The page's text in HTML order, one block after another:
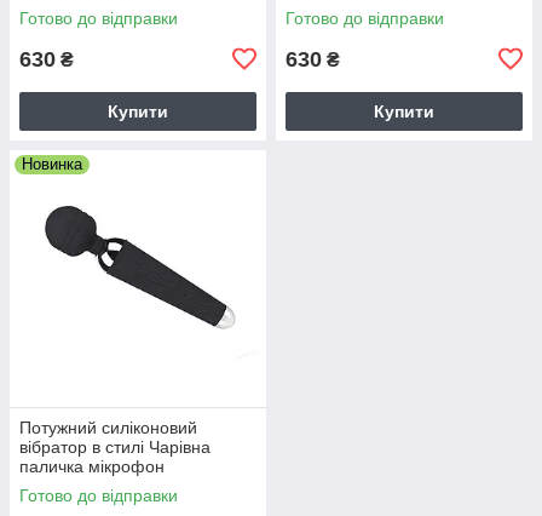
Готово до відправки
630 ₴
Купити
Готово до відправки
630 ₴
Купити
Новинка
Потужний силіконовий
вібратор в стилі Чарівна
паличка мікрофон
Готово до відправки